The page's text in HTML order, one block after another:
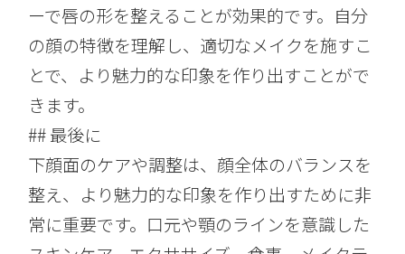
ーで唇の形を整えることが効果的です。自分
の顔の特徴を理解し、適切なメイクを施すこ
とで、より魅力的な印象を作り出すことがで
きます。
## 最後に
下顔面のケアや調整は、顔全体のバランスを
整え、より魅力的な印象を作り出すために非
常に重要です。口元や顎のラインを意識した